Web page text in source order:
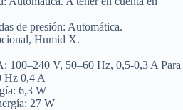
de presión: Automática.
Humid X.
100–240 V, 50–60 Hz, 0,5-0,3 A Para
Hz 0,4 A
6,3 W
27 W